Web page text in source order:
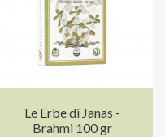
Le Erbe di Janas -
Brahmi 100 gr